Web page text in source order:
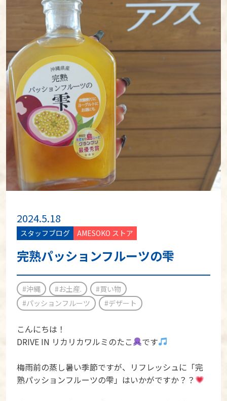
2024.5.18
スタッフブログ AMESOKO ストア
完熟パッションフルーツの雫
#沖縄 #お土産.
#買い物
#パッションフルーツ
#デザート
こんにちは！
DRIVE IN リカリカワルミのたこ
です
梅雨前の蒸し暑い季節ですが、リフレッシュに「完
熟パッションフルーツの雫」はいかがですか？？